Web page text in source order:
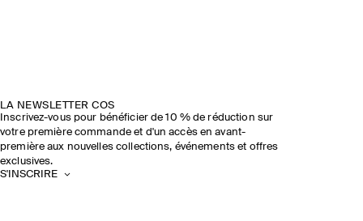
LA NEWSLETTER COS
Inscrivez-vous pour bénéficier de 10 % de réduction sur
votre première commande et d'un accès en avant-
première aux nouvelles collections, événements et offres
exclusives.
S'INSCRIRE